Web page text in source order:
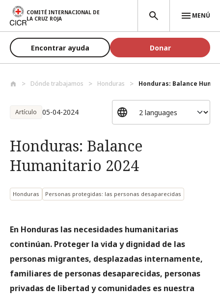
Pasar al contenido principal
COMITÉ INTERNACIONAL DE
LA CRUZ ROJA
MENÚ
Encontrar ayuda Donar
Dónde trabajamos Honduras Honduras: Balance
Artículo 05-04-2024
Honduras: Balance
Humanitario 2024
Honduras Personas protegidas: las personas desaparecidas
En Honduras las necesidades humanitarias
continúan. Proteger la vida y dignidad de las
personas migrantes, desplazadas internamente,
familiares de personas desaparecidas, personas
privadas de libertad y comunidades es nuestra